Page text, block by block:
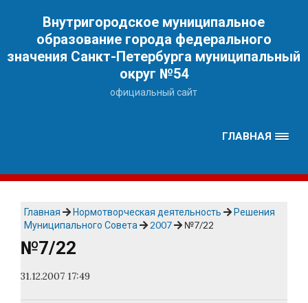
Внутригородское муниципальное
образование города федерального
значения Санкт-Петербурга муниципальный
округ №54
официальный сайт
ГЛАВНАЯ
Главная Нормотворческая деятельность
Решения
Муниципального Совета
2007 №7/22
№7/22
31.12.2007 17:49